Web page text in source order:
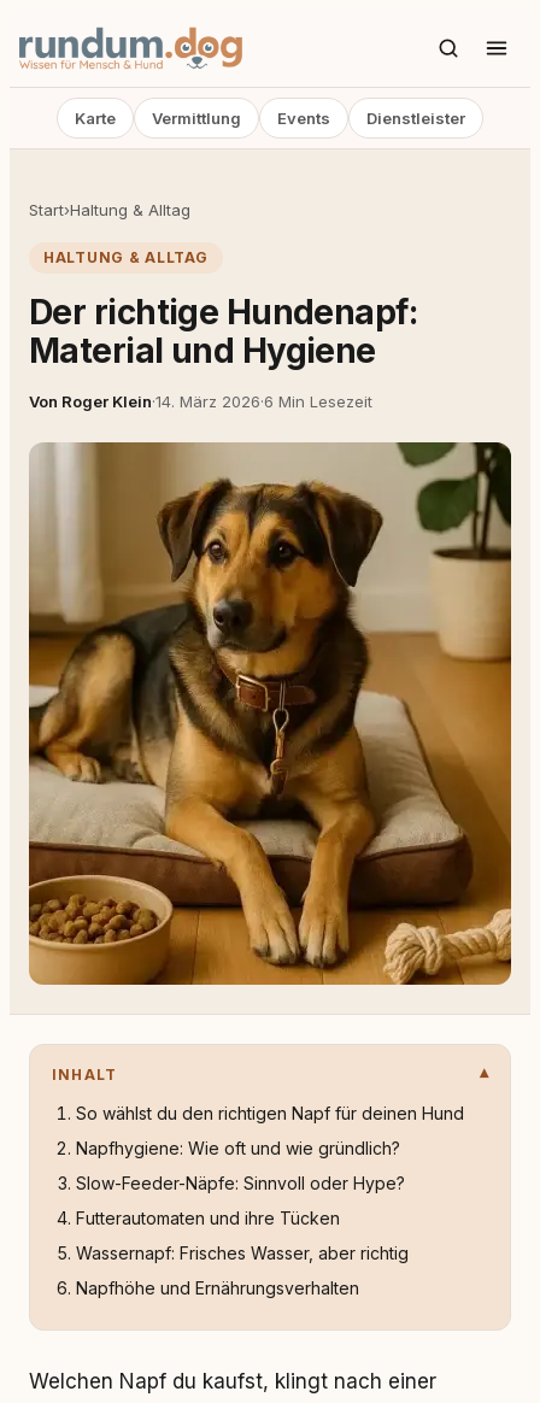
Karte Vermittlung Events Dienstleister
Start›Haltung & Alltag
HALTUNG & ALLTAG
Der richtige Hundenapf:
Material und Hygiene
Von Roger Klein·14. März 2026·6 Min Lesezeit
INHALT
So wählst du den richtigen Napf für deinen Hund
Napfhygiene: Wie oft und wie gründlich?
Slow-Feeder-Näpfe: Sinnvoll oder Hype?
Futterautomaten und ihre Tücken
Wassernapf: Frisches Wasser, aber richtig
Napfhöhe und Ernährungsverhalten
Welchen Napf du kaufst, klingt nach einer